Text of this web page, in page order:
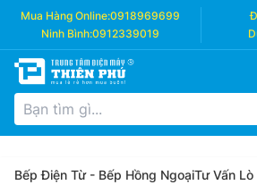
Mua Hàng Online:0918969699
Ninh Bình:0912339019
Bếp Điện Từ - Bếp Hồng NgoạiTư Vấn Lò